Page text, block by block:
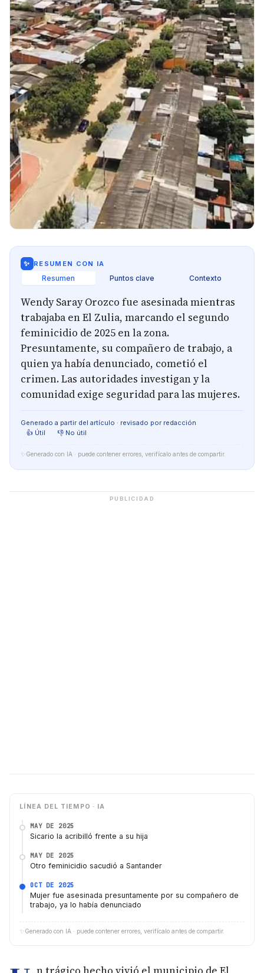
✨ RESUMEN CON IA
Resumen Puntos clave Contexto
Wendy Saray Orozco fue asesinada mientras
trabajaba en El Zulia, marcando el segundo
feminicidio de 2025 en la zona.
Presuntamente, su compañero de trabajo, a
quien ya había denunciado, cometió el
crimen. Las autoridades investigan y la
comunidad exige seguridad para las mujeres.
Generado a partir del artículo · revisado por redacción
👍 Útil
👎 No útil
✨ Generado con IA · puede contener errores, verifícalo antes de compartir.
PUBLICIDAD
LÍNEA DEL TIEMPO · IA
MAY DE 2025
Sicario la acribilló frente a su hija
MAY DE 2025
Otro feminicidio sacudió a Santander
OCT DE 2025
Mujer fue asesinada presuntamente por su compañero de
trabajo, ya lo había denunciado
✨ Generado con IA · puede contener errores, verifícalo antes de compartir.